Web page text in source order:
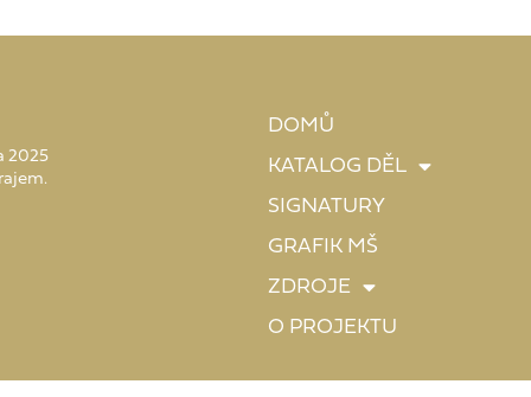
2025
DOMŮ
KATALOG DĚL
SIGNATURY
GRAFIK MŠ
ZDROJE
O PROJEKTU